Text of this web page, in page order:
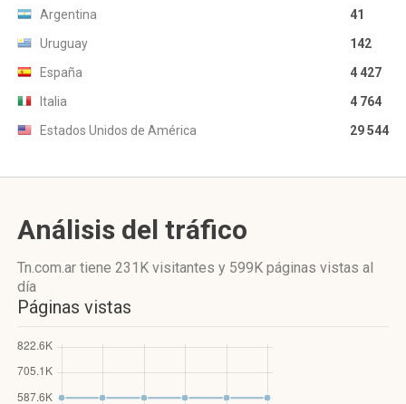
Argentina
41
Uruguay
142
España
4 427
Italia
4 764
Estados Unidos de América
29 544
Análisis del tráfico
Tn.com.ar tiene 231K visitantes y 599K páginas vistas al
día
Páginas vistas